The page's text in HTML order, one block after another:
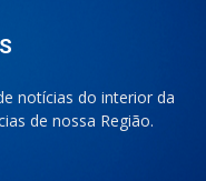
notícias do interior da
de nossa Região.